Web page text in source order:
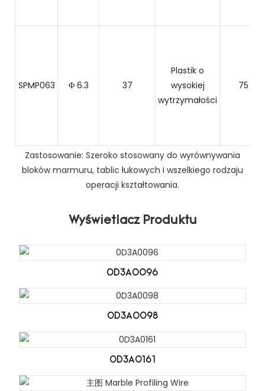
SPMP063 Φ 6.3 37
Plastik o
wysokiej
wytrzymałości
75
Zastosowanie: Szeroko stosowany do wyrównywania
bloków marmuru, tablic łukowych i wszelkiego rodzaju
operacji kształtowania.
Wyświetlacz Produktu
0D3A0096
0D3A0098
0D3A0161